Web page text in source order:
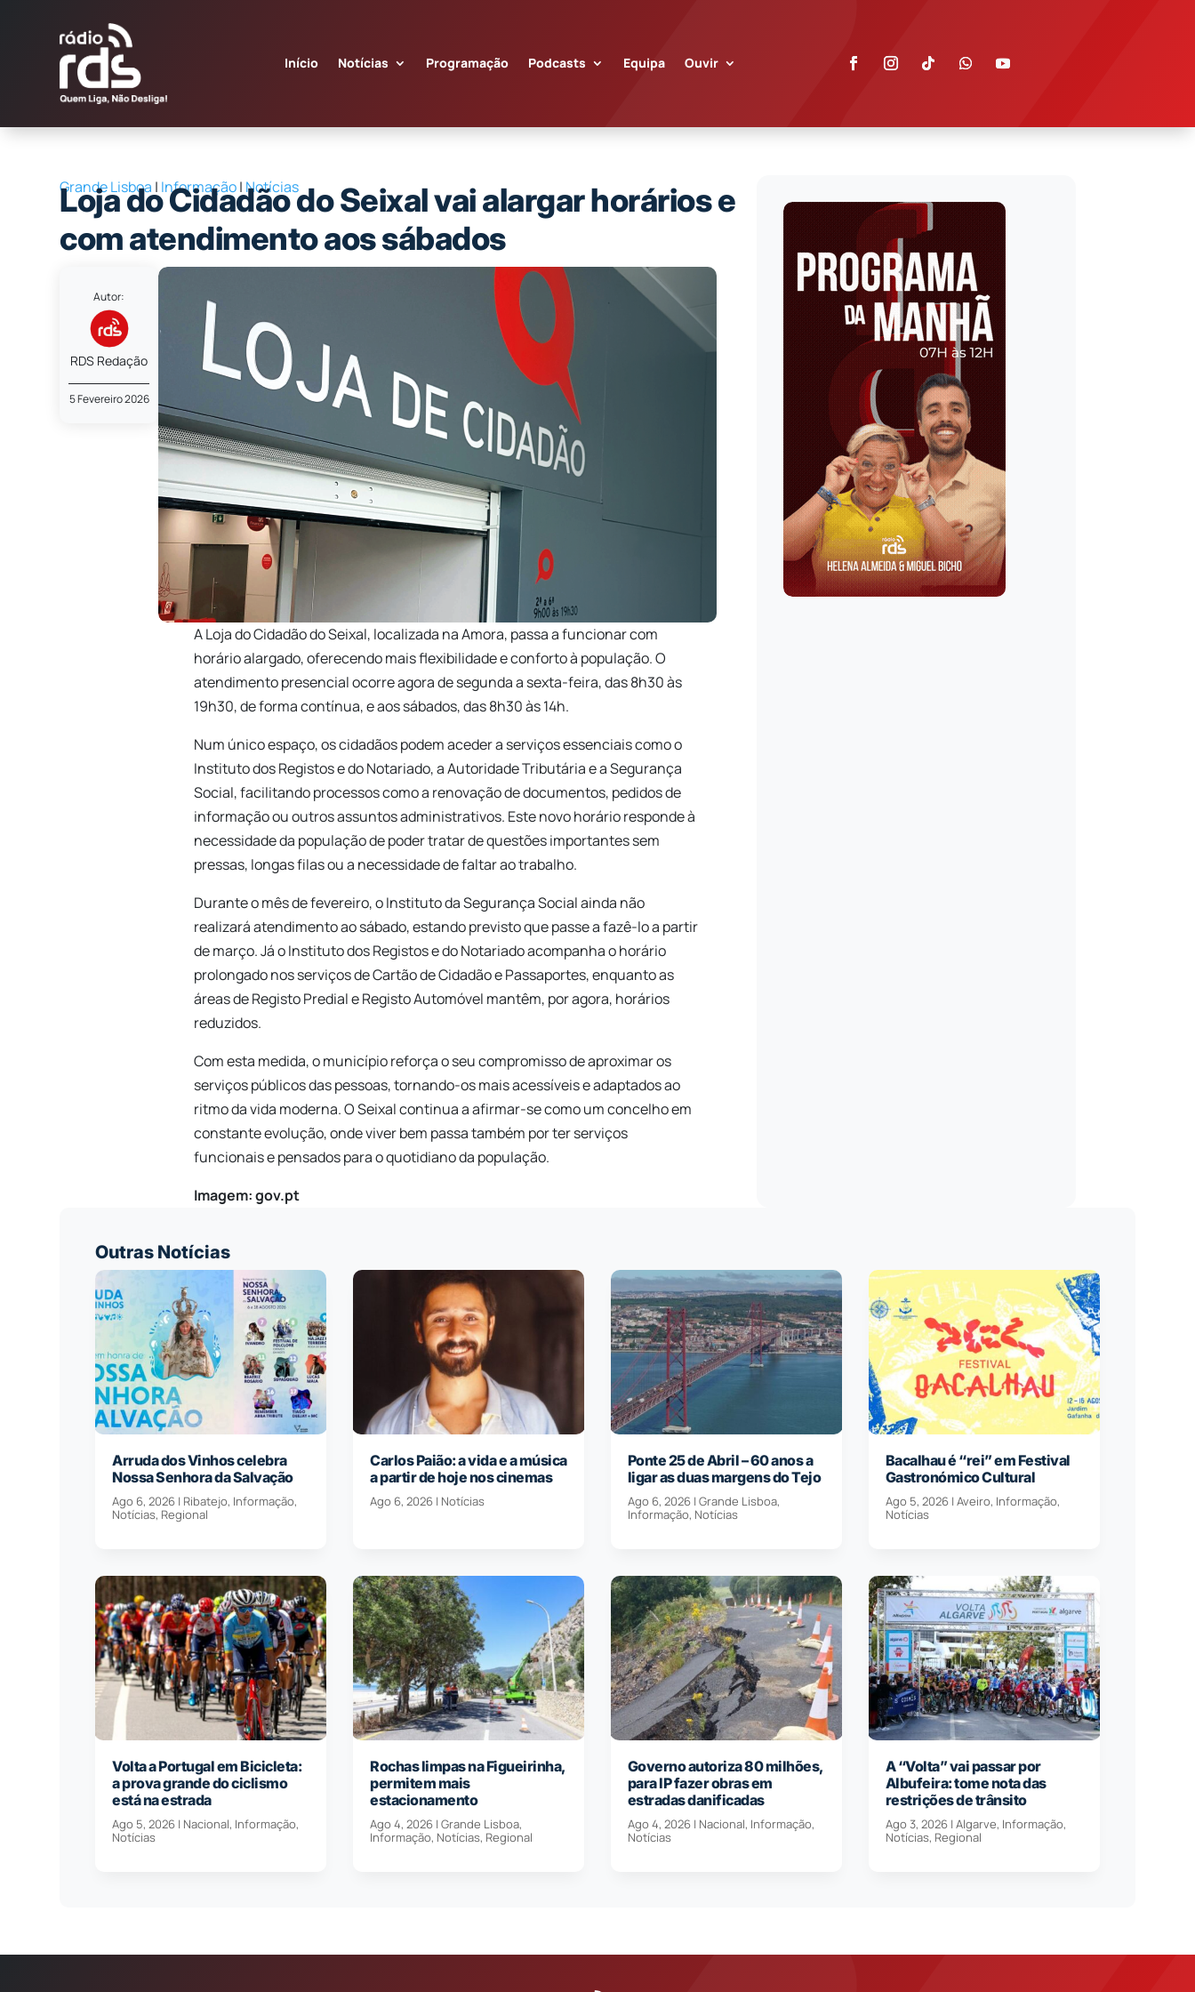
Início Notícias Programação Podcasts Equipa Ouvir
Grande Lisboa | Informação| Notícias
Loja do Cidadão do Seixal vai alargar horários e
com atendimento aos sábados
Autor:
RDS Redação
5 Fevereiro 2026
A Loja do Cidadão do Seixal, localizada na Amora, passa a funcionar com
horário alargado, oferecendo mais flexibilidade e conforto à população. O
atendimento presencial ocorre agora de segunda a sexta-feira, das 8h30 às
19h30, de forma contínua, e aos sábados, das 8h30 às 14h.
Num único espaço, os cidadãos podem aceder a serviços essenciais como o
Instituto dos Registos e do Notariado, a Autoridade Tributária e a Segurança
Social, facilitando processos como a renovação de documentos, pedidos de
informação ou outros assuntos administrativos. Este novo horário responde à
necessidade da população de poder tratar de questões importantes sem
pressas, longas filas ou a necessidade de faltar ao trabalho.
Durante o mês de fevereiro, o Instituto da Segurança Social ainda não
realizará atendimento ao sábado, estando previsto que passe a fazê-lo a partir
de março. Já o Instituto dos Registos e do Notariado acompanha o horário
prolongado nos serviços de Cartão de Cidadão e Passaportes, enquanto as
áreas de Registo Predial e Registo Automóvel mantêm, por agora, horários
reduzidos.
Com esta medida, o município reforça o seu compromisso de aproximar os
serviços públicos das pessoas, tornando-os mais acessíveis e adaptados ao
ritmo da vida moderna. O Seixal continua a afirmar-se como um concelho em
constante evolução, onde viver bem passa também por ter serviços
funcionais e pensados para o quotidiano da população.
Imagem: gov.pt
Outras Notícias
Arruda dos Vinhos celebra
Nossa Senhora da Salvação
Ago 6, 2026 | Ribatejo, Informação,
Notícias, Regional
Carlos Paião: a vida e a música
a partir de hoje nos cinemas
Ago 6, 2026 | Notícias
Ponte 25 de Abril – 60 anos a
ligar as duas margens do Tejo
Ago 6, 2026| Grande Lisboa,
Informação, Notícias
Bacalhau é “rei” em Festival
Gastronómico Cultural
Ago 5, 2026| Aveiro, Informação,
Notícias
Volta a Portugal em Bicicleta:
a prova grande do ciclismo
está na estrada
Ago 5, 2026 | Nacional, Informação,
Notícias
Rochas limpas na Figueirinha,
permitem mais
estacionamento
Ago 4, 2026 |Grande Lisboa,
Informação, Notícias, Regional
Governo autoriza 80 milhões,
para IP fazer obras em
estradas danificadas
Ago 4, 2026| Nacional, Informação,
Notícias
A “Volta” vai passar por
Albufeira: tome nota das
restrições de trânsito
Ago 3, 2026| Algarve, Informação,
Notícias, Regional